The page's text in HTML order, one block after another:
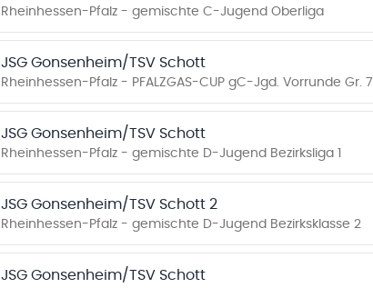
Rheinhessen-Pfalz - gemischte C-Jugend Oberliga
JSG Gonsenheim/TSV Schott
Rheinhessen-Pfalz - PFALZGAS-CUP gC-Jgd. Vorrunde Gr. 7
JSG Gonsenheim/TSV Schott
Rheinhessen-Pfalz - gemischte D-Jugend Bezirksliga 1
JSG Gonsenheim/TSV Schott 2
Rheinhessen-Pfalz - gemischte D-Jugend Bezirksklasse 2
JSG Gonsenheim/TSV Schott